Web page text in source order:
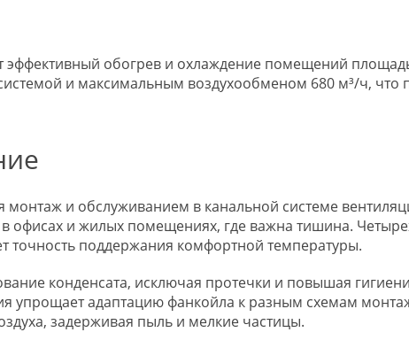
эффективный обогрев и охлаждение помещений
и максимальным воздухообменом 680 м³/ч, что
и обслуживанием в канальной системе
и жилых помещениях, где важна тишина.
точность поддержания комфортной температуры.
конденсата, исключая протечки и повышая
упрощает адаптацию фанкойла к разным схемам
задерживая пыль и мелкие частицы.